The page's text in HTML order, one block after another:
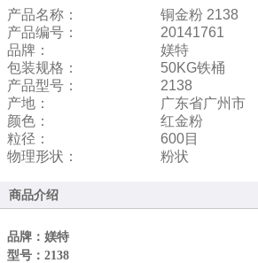
产品名称：
铜金粉 2138
产品编号：
20141761
品牌：
媄特
包装规格：
50KG铁桶
产品型号：
2138
产地：
广东省广州市
颜色：
红金粉
粒径：
600目
物理形状：
粉状
商品介绍
品牌：媄特
型号：2138